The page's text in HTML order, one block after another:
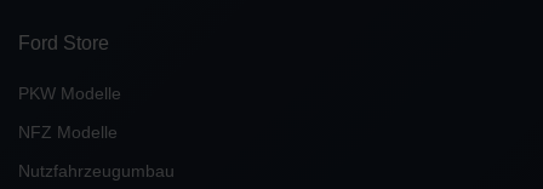
Ford Store
PKW Modelle
NFZ Modelle
Nutzfahrzeugumbau